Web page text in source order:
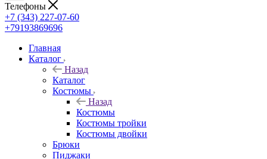
Телефоны
+7 (343) 227-07-60
+79193869696
Главная
Каталог
Назад
Каталог
Костюмы
Назад
Костюмы
Костюмы тройки
Костюмы двойки
Брюки
Пиджаки